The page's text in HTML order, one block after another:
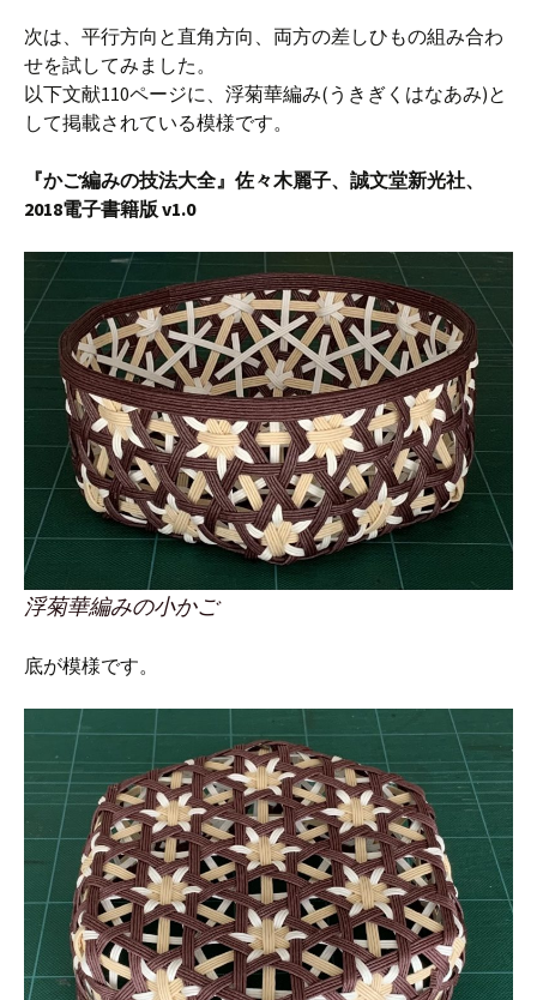
次は、平行方向と直角方向、両方の差しひもの組み合わ
せを試してみました。
以下文献110ページに、浮菊華編み(うきぎくはなあみ)と
して掲載されている模様です。
『かご編みの技法大全』佐々木麗子、誠文堂新光社、
2018電子書籍版 v1.0
浮菊華編みの小かご
底が模様です。